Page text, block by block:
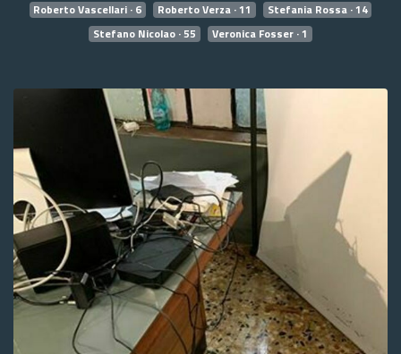
Roberto Vascellari · 6
Roberto Verza · 11
Stefania Rossa · 14
Stefano Nicolao · 55
Veronica Fosser · 1